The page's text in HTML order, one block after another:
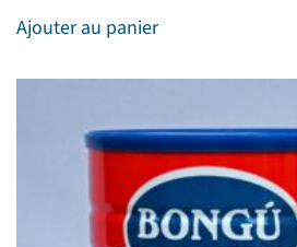
Ajouter au panier